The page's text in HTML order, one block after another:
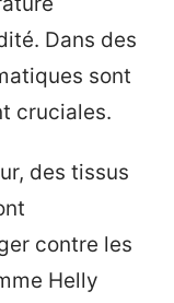
Dans des
sont
cruciales.
des tissus
contre les
Helly